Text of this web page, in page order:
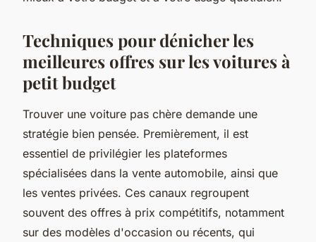
Techniques pour dénicher les
meilleures offres sur les voitures à
petit budget
Trouver une voiture pas chère demande une
stratégie bien pensée. Premièrement, il est
essentiel de privilégier les plateformes
spécialisées dans la vente automobile, ainsi que
les ventes privées. Ces canaux regroupent
souvent des offres à prix compétitifs, notamment
sur des modèles d'occasion ou récents, qui